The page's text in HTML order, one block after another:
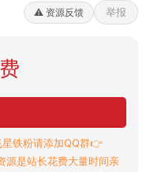
⚠️ 资源反馈 举报
星铁粉请添加QQ群👉
源是站长花费大量时间亲